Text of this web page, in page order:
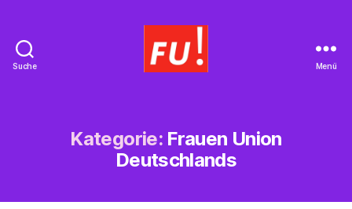
Suche Menü
Kategorie: Frauen Union
Deutschlands